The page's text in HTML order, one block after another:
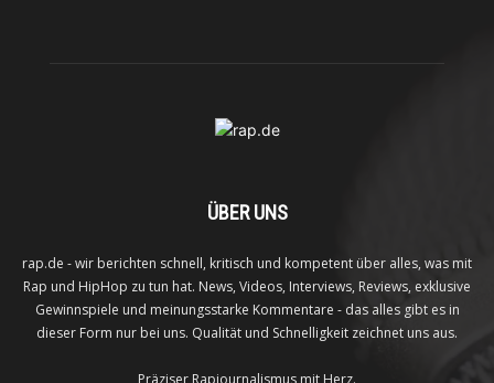
ÜBER UNS
rap.de - wir berichten schnell, kritisch und kompetent über alles, was mit
Rap und HipHop zu tun hat. News, Videos, Interviews, Reviews, exklusive
Gewinnspiele und meinungsstarke Kommentare - das alles gibt es in
dieser Form nur bei uns. Qualität und Schnelligkeit zeichnet uns aus.
Präziser Rapjournalismus mit Herz.